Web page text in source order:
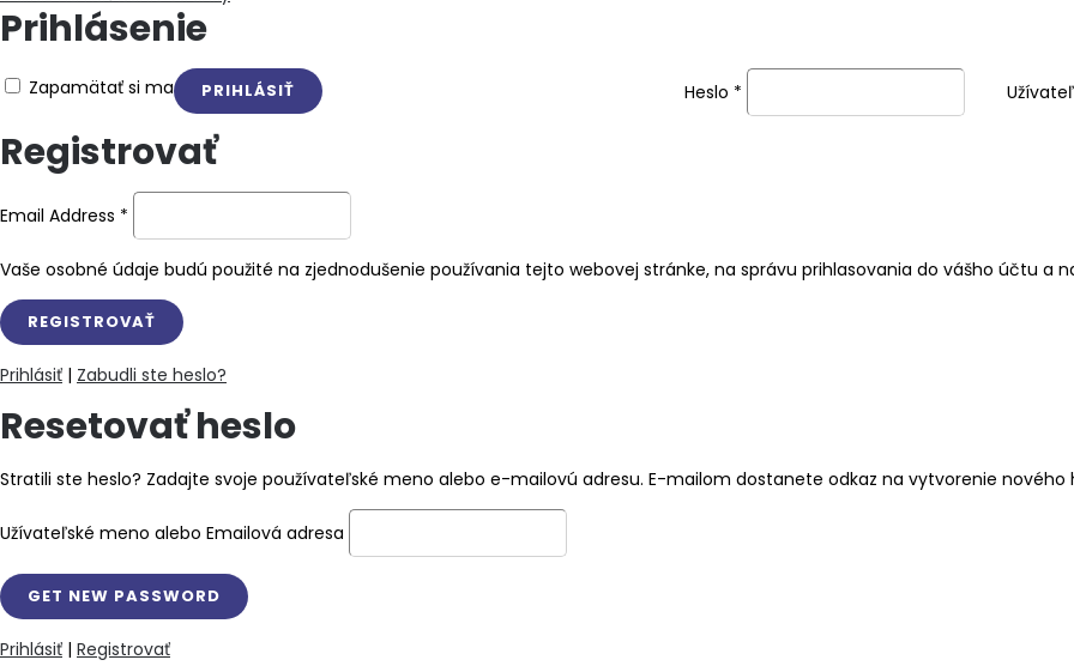
Prihlásenie
Heslo *
Zapamätať si ma
Registrovať
Email Address *
Vaše osobné údaje budú použité na zjednodušenie používania tejto webovej stránke, na správu prihlasovania do vášho účtu a
Prihlásiť | Zabudli ste heslo?
Resetovať heslo
Stratili ste heslo? Zadajte svoje používateľské meno alebo e-mailovú adresu. E-mailom dostanete odkaz na vytvorenie nového
Užívateľské meno alebo Emailová adresa
Prihlásiť | Registrovať